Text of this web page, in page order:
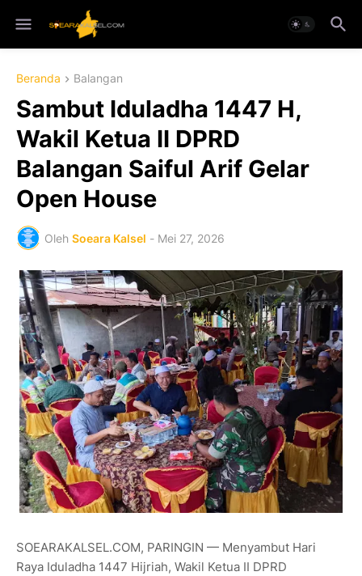
Beranda Balangan
Sambut Iduladha 1447 H,
Wakil Ketua II DPRD
Balangan Saiful Arif Gelar
Open House
Oleh Soeara Kalsel - Mei 27, 2026
SOEARAKALSEL.COM, PARINGIN — Menyambut Hari
Raya Iduladha 1447 Hijriah, Wakil Ketua II DPRD